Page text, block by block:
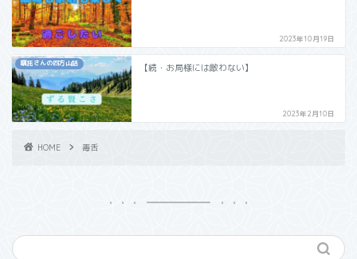
2023年10月19日
嘱託さんの四方山話 【続・お局様には敵わない】
2023年2月10日
HOME 毒舌